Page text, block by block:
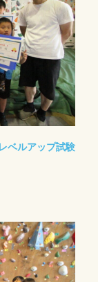
ルアップ試験